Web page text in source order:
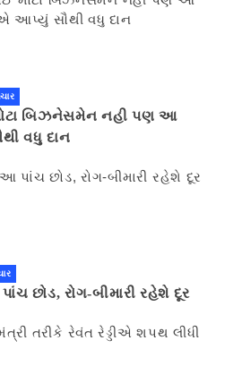
મોટા બિઝનેસમેન નહી પણ આ
વધુ દાન
છોડ, રોગ-બીમારી રહેશે દૂર